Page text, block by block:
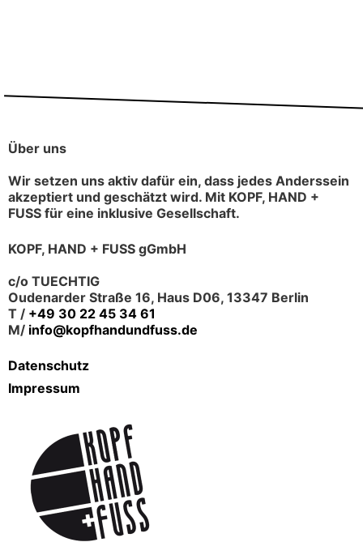
Über uns
Wir setzen uns aktiv dafür ein, dass jedes Anderssein
akzeptiert und geschätzt wird. Mit KOPF, HAND +
FUSS für eine inklusive Gesellschaft.
KOPF, HAND + FUSS gGmbH
c/o TUECHTIG
Oudenarder Straße 16, Haus D06, 13347 Berlin
T / +49 30 22 45 34 61
M/ info@kopfhandundfuss.de
Datenschutz
Impressum